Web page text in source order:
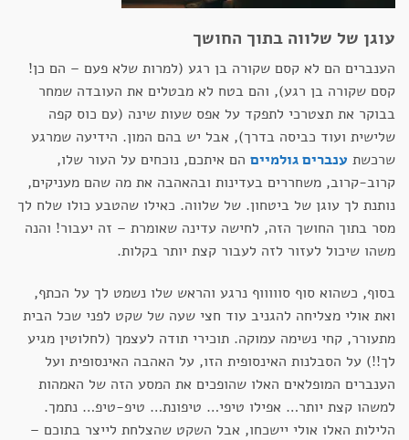
עוגן של שלווה בתוך החושך
הענברים הם לא קסם שקורה בן רגע (למרות שלא פעם – הם כן!
קסם שקורה בן רגע), והם בטח לא מבטלים את העובדה שמחר
בבוקר את תצטרכי לתפקד על אפס שעות שינה (עם כוס קפה
שלישית ועוד כביסה בדרך), אבל יש בהם המון. הידיעה שמרגע
שרכשת ענברים גולמיים הם איתכם, נוכחים על העור שלו,
קרוב-קרוב, משחררים בעדינות ובהאהבה את מה שהם מעניקים,
נותנת לך עוגן של ביטחון. של שלווה. כאילו שהטבע כולו שלח לך
מסר בתוך החושך הזה, לחישה עדינה שאומרת – זה יעבור! והנה
משהו שיכול לעזור לזה לעבור קצת יותר בקלות.
בסוף, כשהוא סוף סוווווף נרגע והראש שלו נשמט לך על הכתף,
ואת אולי מצליחה להגניב עוד חצי שעה של שקט לפני שכל הבית
מתעורר, קחי נשימה עמוקה. תוכירי תודה לעצמך (לחלוטין מגיע
לך!!) על הסבלנות האינסופית הזו, על האהבה האינסופית ועל
הענברים המופלאים האלו שהופכים את המסע הזה של האמהות
למשהו קצת יותר… אפילו טיפי… טיפונת… טיפ-טיפ… נתמך.
הלילות האלו אולי יישכחו, אבל השקט שהצלחת לייצר בתוכם –